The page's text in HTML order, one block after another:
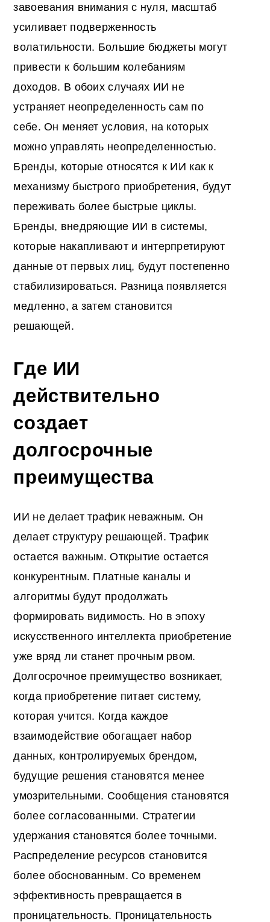
завоевания внимания с нуля, масштаб
усиливает подверженность
волатильности. Большие бюджеты могут
привести к большим колебаниям
доходов. В обоих случаях ИИ не
устраняет неопределенность сам по
себе. Он меняет условия, на которых
можно управлять неопределенностью.
Бренды, которые относятся к ИИ как к
механизму быстрого приобретения, будут
переживать более быстрые циклы.
Бренды, внедряющие ИИ в системы,
которые накапливают и интерпретируют
данные от первых лиц, будут постепенно
стабилизироваться. Разница появляется
медленно, а затем становится
решающей.
Где ИИ
действительно
создает
долгосрочные
преимущества
ИИ не делает трафик неважным. Он
делает структуру решающей. Трафик
остается важным. Открытие остается
конкурентным. Платные каналы и
алгоритмы будут продолжать
формировать видимость. Но в эпоху
искусственного интеллекта приобретение
уже вряд ли станет прочным рвом.
Долгосрочное преимущество возникает,
когда приобретение питает систему,
которая учится. Когда каждое
взаимодействие обогащает набор
данных, контролируемых брендом,
будущие решения становятся менее
умозрительными. Сообщения становятся
более согласованными. Стратегии
удержания становятся более точными.
Распределение ресурсов становится
более обоснованным. Со временем
эффективность превращается в
проницательность. Проницательность